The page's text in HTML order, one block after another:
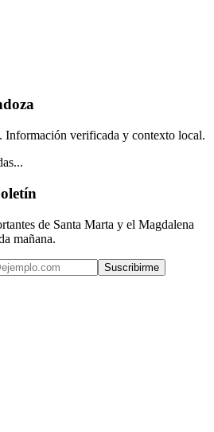
Información verificada y contexto local.
de Santa Marta y el Magdalena
mañana.
Suscribirme